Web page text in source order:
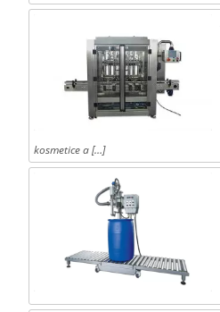
kosmetice a […]